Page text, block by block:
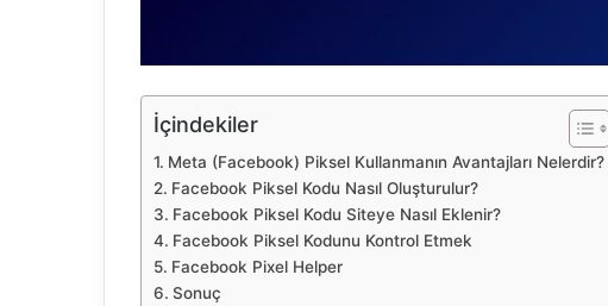
İçindekiler
Meta (Facebook) Piksel Kullanmanın Avantajları Nelerdir?
Facebook Piksel Kodu Nasıl Oluşturulur?
Facebook Piksel Kodu Siteye Nasıl Eklenir?
Facebook Piksel Kodunu Kontrol Etmek
Facebook Pixel Helper
Sonuç